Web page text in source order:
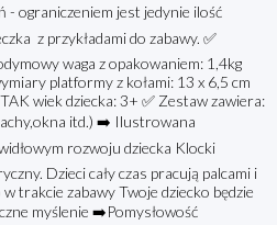
ograniczeniem jest jedynie ilość
z przykładami do zabawy. ✅
waga z opakowaniem: 1,4kg
platformy z kołami: 13 x 6,5 cm
wiek dziecka: 3+ ✅ Zestaw zawiera:
itd.) ➡️ Ilustrowana
rozwoju dziecka Klocki
Dzieci cały czas pracują palcami i
trakcie zabawy Twoje dziecko będzie
myślenie ➡️Pomysłowość